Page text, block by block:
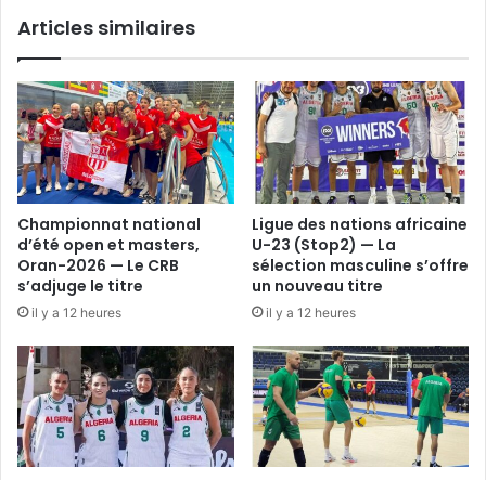
Articles similaires
Championnat national
d’été open et masters,
Oran-2026 — Le CRB
s’adjuge le titre
il y a 12 heures
Ligue des nations africaine
U-23 (Stop2) — La
sélection masculine s’offre
un nouveau titre
il y a 12 heures